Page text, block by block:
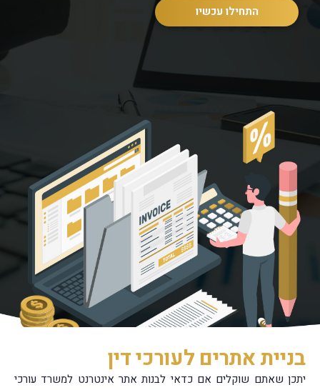
התחילו עכשיו
בניית אתרים לעורכי דין
יתכן שאתם שוקלים אם כדאי לבנות אתר אינטרנט למשרד עורכי